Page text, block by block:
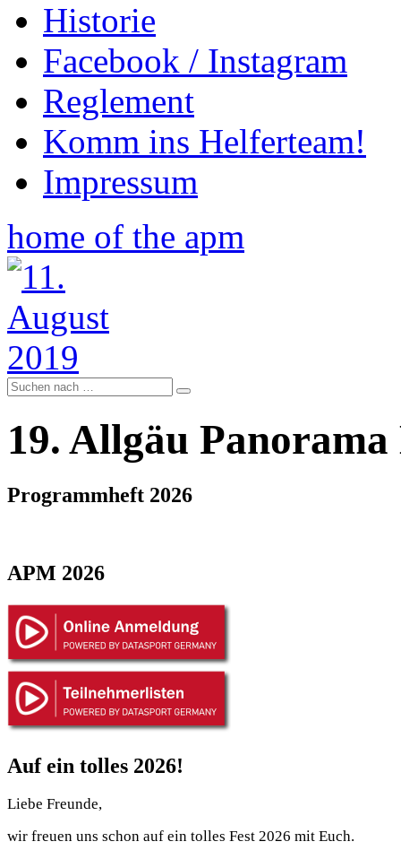
Historie
Facebook / Instagram
Reglement
Komm ins Helferteam!
Impressum
home of the apm
19. Allgäu
Programmheft 2026
APM 2026
Auf ein tolles 2026!
Liebe Freunde,
wir freuen uns schon auf ein tolles Fest 2026 mit Euch.